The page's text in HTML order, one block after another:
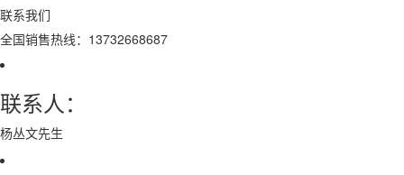
联系我们
全国销售热线：13732668687
联系人：
杨丛文先生